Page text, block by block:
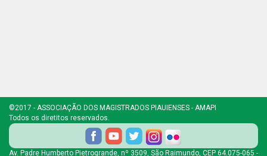
©2017 - ASSOCIAÇÃO DOS MAGISTRADOS PIAUIENSES - AMAPI
Todos os diretitos reservados.
Av. Padre Humberto Pietrogrande, nº 3509, São Raimundo, CEP 64.075-065 -